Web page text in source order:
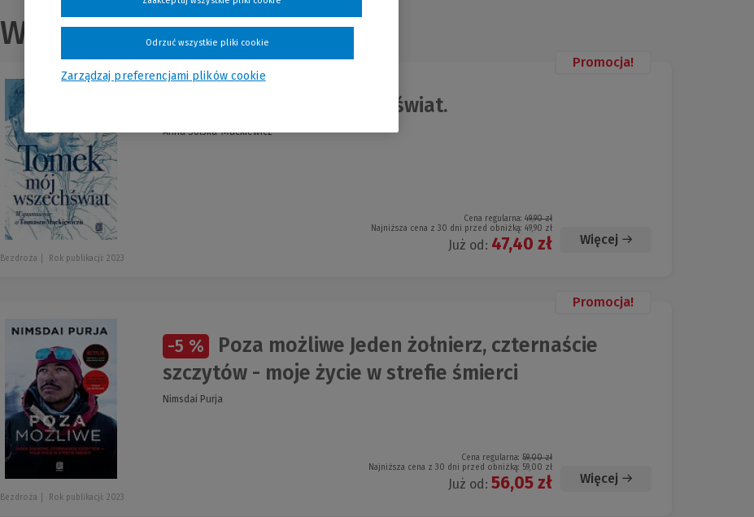
Wszystkie produkty
Promocja!
Tomek, mój wszechświat.
Anna Solska-Mackiewicz
Cena regularna: 49,90 zł
Najniższa cena z 30 dni przed obniżką: 49,90 zł
Już od: 47,40 zł Więcej
Bezdroża Rok publikacji: 2023
Promocja!
-5 %
Poza możliwe Jeden żołnierz, czternaście
szczytów - moje życie w strefie śmierci
Nimsdai Purja
Cena regularna: 59,00 zł
Najniższa cena z 30 dni przed obniżką: 59,00 zł
Już od: 56,05 zł Więcej
Bezdroża Rok publikacji: 2023
Zarządzaj preferencjami plików cookie
Odrzuć wszystkie pliki cookie